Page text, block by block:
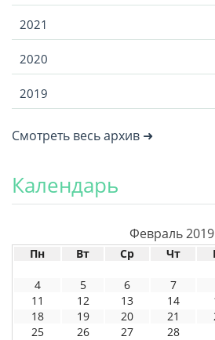
2021
2020
2019
Смотреть весь архив ➜
Календарь
Февраль 2019
Пн Вт Ср Чт
4
5 6 7
11
12 13 14
18
19 20 21
25
26 27 28